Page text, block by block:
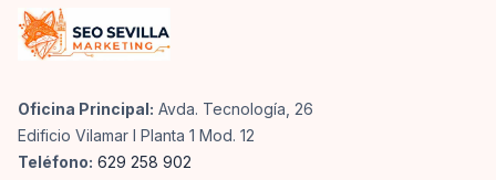
Oficina Principal: Avda. Tecnología, 26
Edificio Vilamar I Planta 1 Mod. 12
Teléfono: 629 258 902